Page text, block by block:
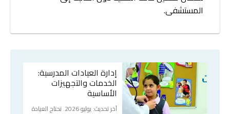
المستشفى.
إدارة العيادات المدرسية:
الخدمات والتجهيزات
الأساسية
آخر تحديث: يوليو 2026. تحتاج العيادة